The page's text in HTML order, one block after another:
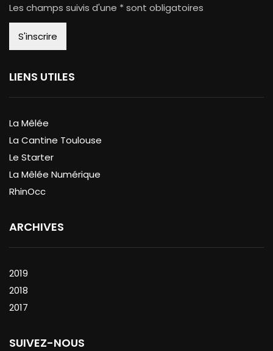
Les champs suivis d'une * sont obligatoires
LIENS UTILES
La Mêlée
La Cantine Toulouse
Le Starter
La Mêlée Numérique
RhinOcc
ARCHIVES
2019
2018
2017
SUIVEZ-NOUS